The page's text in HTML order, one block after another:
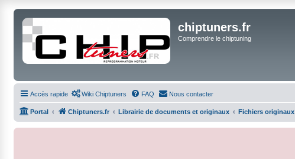
chiptuners.fr
Comprendre le chiptuning
Accès rapide Wiki Chiptuners FAQ Nous contacter
Portal Chiptuners.fr Librairie de documents et originaux Fichiers originaux